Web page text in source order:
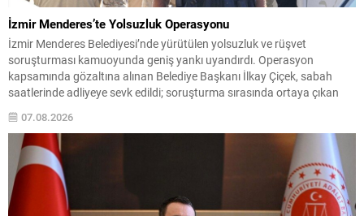
İzmir Menderes’te Yolsuzluk Operasyonu
İzmir Menderes Belediyesi’nde yürütülen yolsuzluk ve rüşvet
soruşturması kamuoyunda geniş yankı uyandırdı. Operasyon
kapsamında gözaltına alınan Belediye Başkanı İlkay Çiçek, sabah
saatlerinde adliyeye sevk edildi; soruşturma sırasında ortaya çıkan
kayıtlarında, Çiçek’in sevgilisiyle yaptığı konuşmalar ile belediyedeki
para trafiğine ilişkin yazışmaların yer aldığı, usulsüz...
07.08.2026